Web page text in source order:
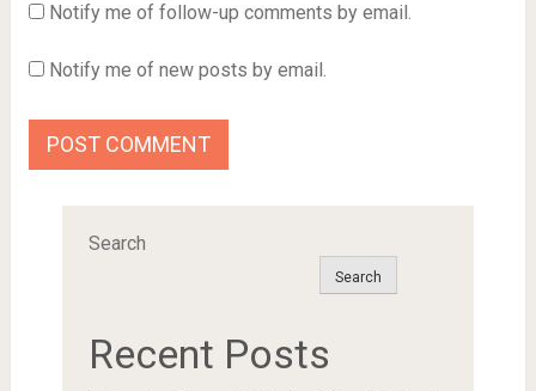
Notify me of follow-up comments by email.
Notify me of new posts by email.
Search
Search
Recent Posts